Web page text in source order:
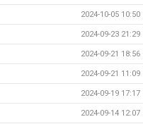
2024-10-05 10:50
2024-09-23 21:29
2024-09-21 18:56
2024-09-21 11:09
2024-09-19 17:17
2024-09-14 12:07